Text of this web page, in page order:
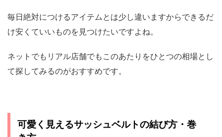
毎日絶対につけるアイテムとは少し違いますからできるだ
け安くていいものを見つけたいですよね。
ネットでもリアル店舗でもこのあたりをひとつの相場とし
て探してみるのがおすすめです。
可愛く見えるサッシュベルトの結び方・巻